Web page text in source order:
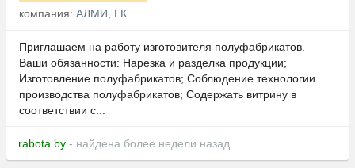
компания: АЛМИ, ГК
Приглашаем на работу изготовителя полуфабрикатов.
Ваши обязанности: Нарезка и разделка продукции;
Изготовление полуфабрикатов; Соблюдение технологии
производства полуфабрикатов; Содержать витрину в
соответствии с...
rabota.by - найдена более недели назад